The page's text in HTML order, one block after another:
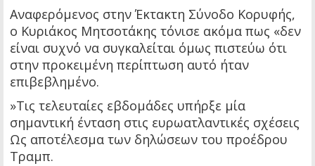
Αναφερόμενος στην Έκτακτη Σύνοδο Κορυφής,
ο Κυριάκος Μητσοτάκης τόνισε ακόμα πως «δεν
είναι συχνό να συγκαλείται όμως πιστεύω ότι
στην προκειμένη περίπτωση αυτό ήταν
επιβεβλημένο.
»Τις τελευταίες εβδομάδες υπήρξε μία
σημαντική ένταση στις ευρωατλαντικές σχέσεις
Ως αποτέλεσμα των δηλώσεων του προέδρου
Τραμπ.